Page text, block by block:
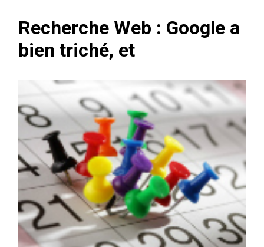
Recherche Web : Google a
bien triché, et